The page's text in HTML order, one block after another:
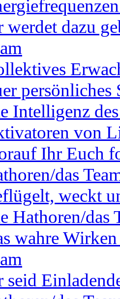
werdet dazu
persönliches
Intelligenz
von
Ihr Euch
das
weckt
Hathoren/das
wahre
seid